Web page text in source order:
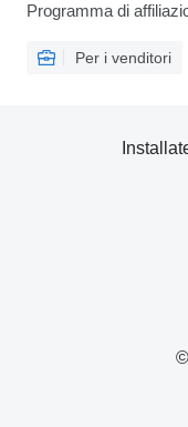
Programma di
Per i venditori